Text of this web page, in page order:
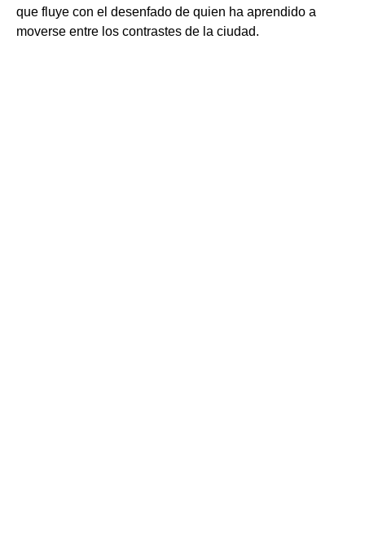
que fluye con el desenfado de quien ha aprendido a
moverse entre los contrastes de la ciudad.